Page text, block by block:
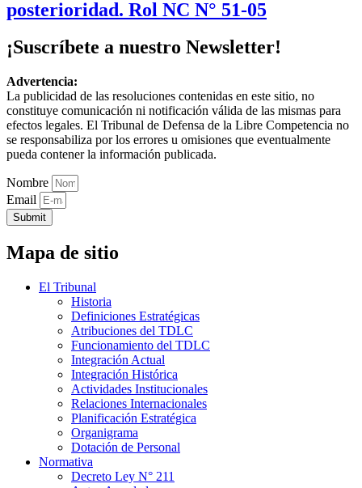
posterioridad. Rol NC N° 51-05
¡Suscríbete a nuestro Newsletter!
Advertencia:
La publicidad de las resoluciones contenidas en este sitio, no
constituye comunicación ni notificación válida de las mismas para
efectos legales. El Tribunal de Defensa de la Libre Competencia no
se responsabiliza por los errores u omisiones que eventualmente
pueda contener la información publicada.
Nombre
Email
Submit
Mapa de sitio
El Tribunal
Historia
Definiciones Estratégicas
Atribuciones del TDLC
Funcionamiento del TDLC
Integración Actual
Integración Histórica
Actividades Institucionales
Relaciones Internacionales
Planificación Estratégica
Organigrama
Dotación de Personal
Normativa
Decreto Ley N° 211